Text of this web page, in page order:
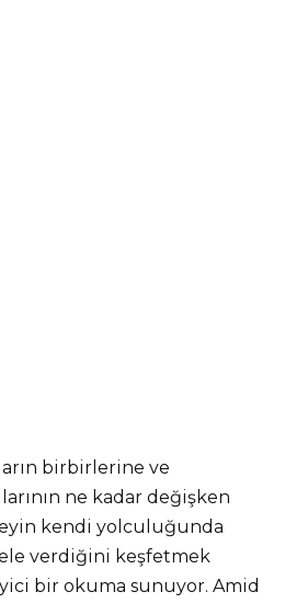
birbirlerine ve
ne kadar değişken
kendi yolculuğunda
verdiğini keşfetmek
bir okuma sunuyor. Amid